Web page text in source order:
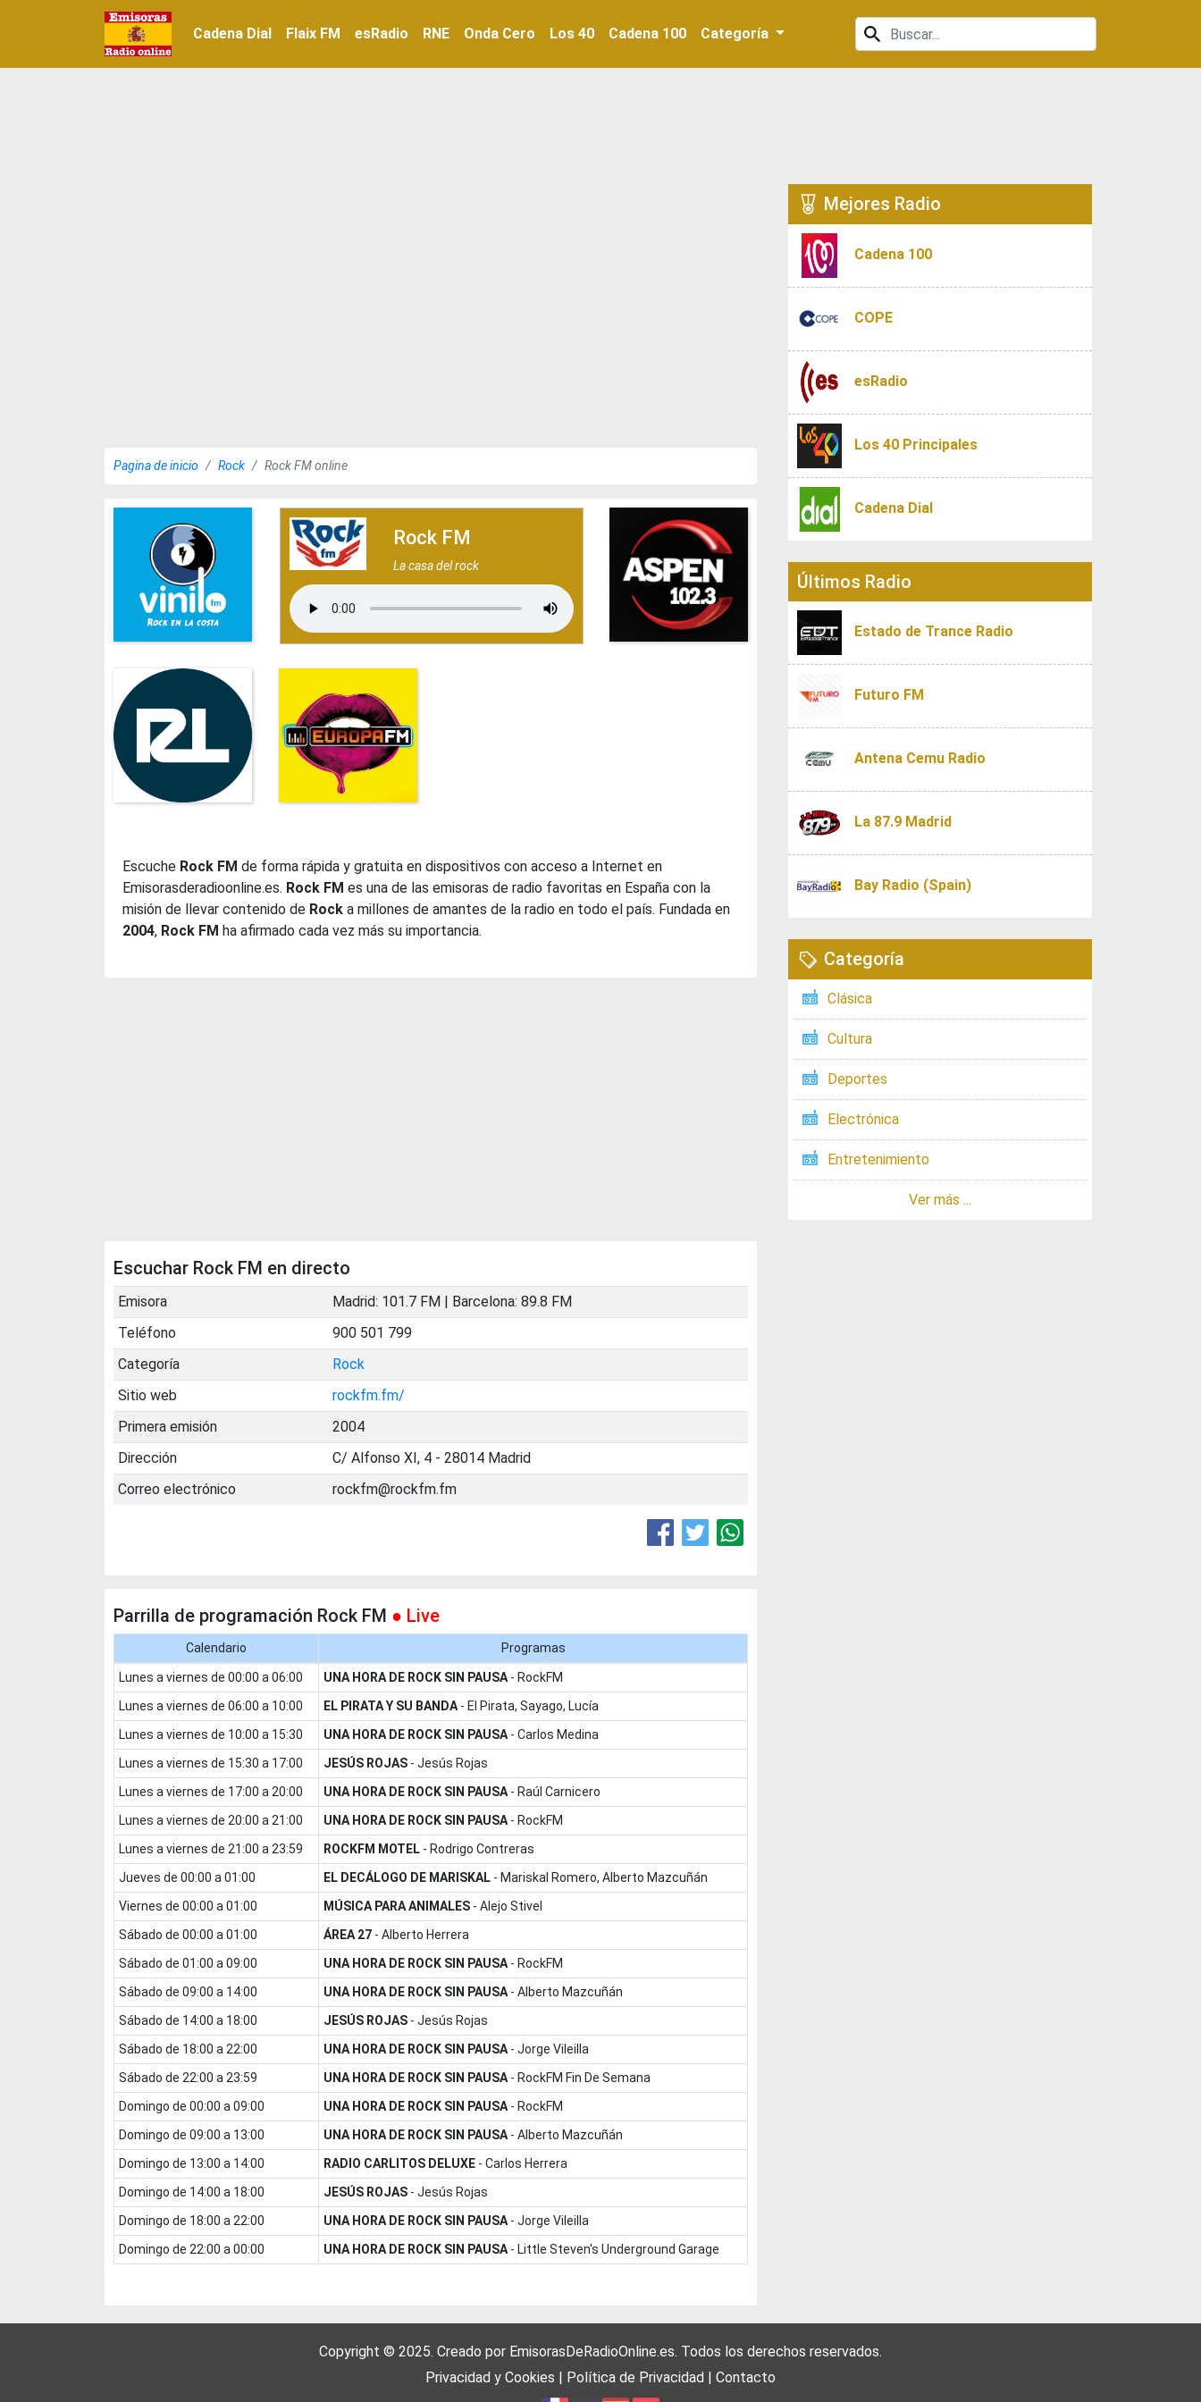
Cadena Dial Flaix FM esRadio RNE Onda Cero Los 40 Cadena 100 Categoría
Pagina de inicio Rock Rock FM online
Rock FM
La casa del rock
Escuche Rock FM de forma rápida y gratuita en dispositivos con acceso a Internet en
Emisorasderadioonline.es. Rock FM es una de las emisoras de radio favoritas en España con la
misión de llevar contenido de Rock a millones de amantes de la radio en todo el país. Fundada en
2004, Rock FM ha afirmado cada vez más su importancia.
Escuchar Rock FM en directo
Emisora
Madrid: 101.7 FM | Barcelona: 89.8 FM
Teléfono
900 501 799
Categoría
Rock
Sitio web
rockfm.fm/
Primera emisión
2004
Dirección
C/ Alfonso XI, 4 - 28014 Madrid
Correo electrónico
rockfm@rockfm.fm
Parrilla de programación Rock FM ● Live
Calendario Programas
lunes a viernes de 00:00 a 06:00 UNA HORA DE ROCK SIN PAUSA - RockFM
lunes a viernes de 06:00 a 10:00
EL PIRATA Y SU BANDA - El Pirata, Sayago, Lucía
lunes a viernes de 10:00 a 15:30
UNA HORA DE ROCK SIN PAUSA - Carlos Medina
lunes a viernes de 15:30 a 17:00
JESÚS ROJAS - Jesús Rojas
lunes a viernes de 17:00 a 20:00
UNA HORA DE ROCK SIN PAUSA - Raúl Carnicero
lunes a viernes de 20:00 a 21:00
UNA HORA DE ROCK SIN PAUSA - RockFM
lunes a viernes de 21:00 a 23:59
ROCKFM MOTEL - Rodrigo Contreras
jueves de 00:00 a 01:00
EL DECÁLOGO DE MARISKAL - Mariskal Romero, Alberto Mazcuñán
viernes de 00:00 a 01:00
MÚSICA PARA ANIMALES - Alejo Stivel
sábado de 00:00 a 01:00
ÁREA 27 - Alberto Herrera
sábado de 01:00 a 09:00
UNA HORA DE ROCK SIN PAUSA - RockFM
sábado de 09:00 a 14:00
UNA HORA DE ROCK SIN PAUSA - Alberto Mazcuñán
sábado de 14:00 a 18:00
JESÚS ROJAS - Jesús Rojas
sábado de 18:00 a 22:00
UNA HORA DE ROCK SIN PAUSA - Jorge Vileilla
sábado de 22:00 a 23:59
UNA HORA DE ROCK SIN PAUSA - RockFM Fin De Semana
domingo de 00:00 a 09:00
UNA HORA DE ROCK SIN PAUSA - RockFM
domingo de 09:00 a 13:00
UNA HORA DE ROCK SIN PAUSA - Alberto Mazcuñán
domingo de 13:00 a 14:00
RADIO CARLITOS DELUXE - Carlos Herrera
domingo de 14:00 a 18:00
JESÚS ROJAS - Jesús Rojas
domingo de 18:00 a 22:00
UNA HORA DE ROCK SIN PAUSA - Jorge Vileilla
domingo de 22:00 a 00:00
UNA HORA DE ROCK SIN PAUSA - Little Steven's Underground Garage
Mejores Radio
Cadena 100
COPE
esRadio
Los 40 Principales
Cadena Dial
Últimos Radio
Estado de Trance Radio
Futuro FM
Antena Cemu Radio
La 87.9 Madrid
Bay Radio (Spain)
Categoría
Clásica
Cultura
Deportes
Electrónica
Entretenimiento
Ver más ...
Copyright © 2025. Creado por EmisorasDeRadioOnline.es. Todos los derechos reservados.
Privacidad y Cookies | Política de Privacidad | Contacto